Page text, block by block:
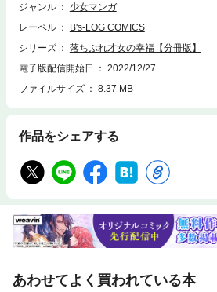
ジャンル
少女マンガ
レーベル
B's-LOG COMICS
シリーズ
落ちぶれ才女の幸福【分冊版】
電子版配信開始日
2022/12/27
ファイルサイズ
8.37 MB
作品をシェアする
あわせてよく買われている本